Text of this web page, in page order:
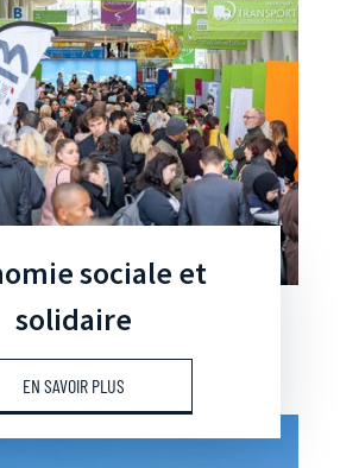
sociale et
solidaire
EN SAVOIR PLUS